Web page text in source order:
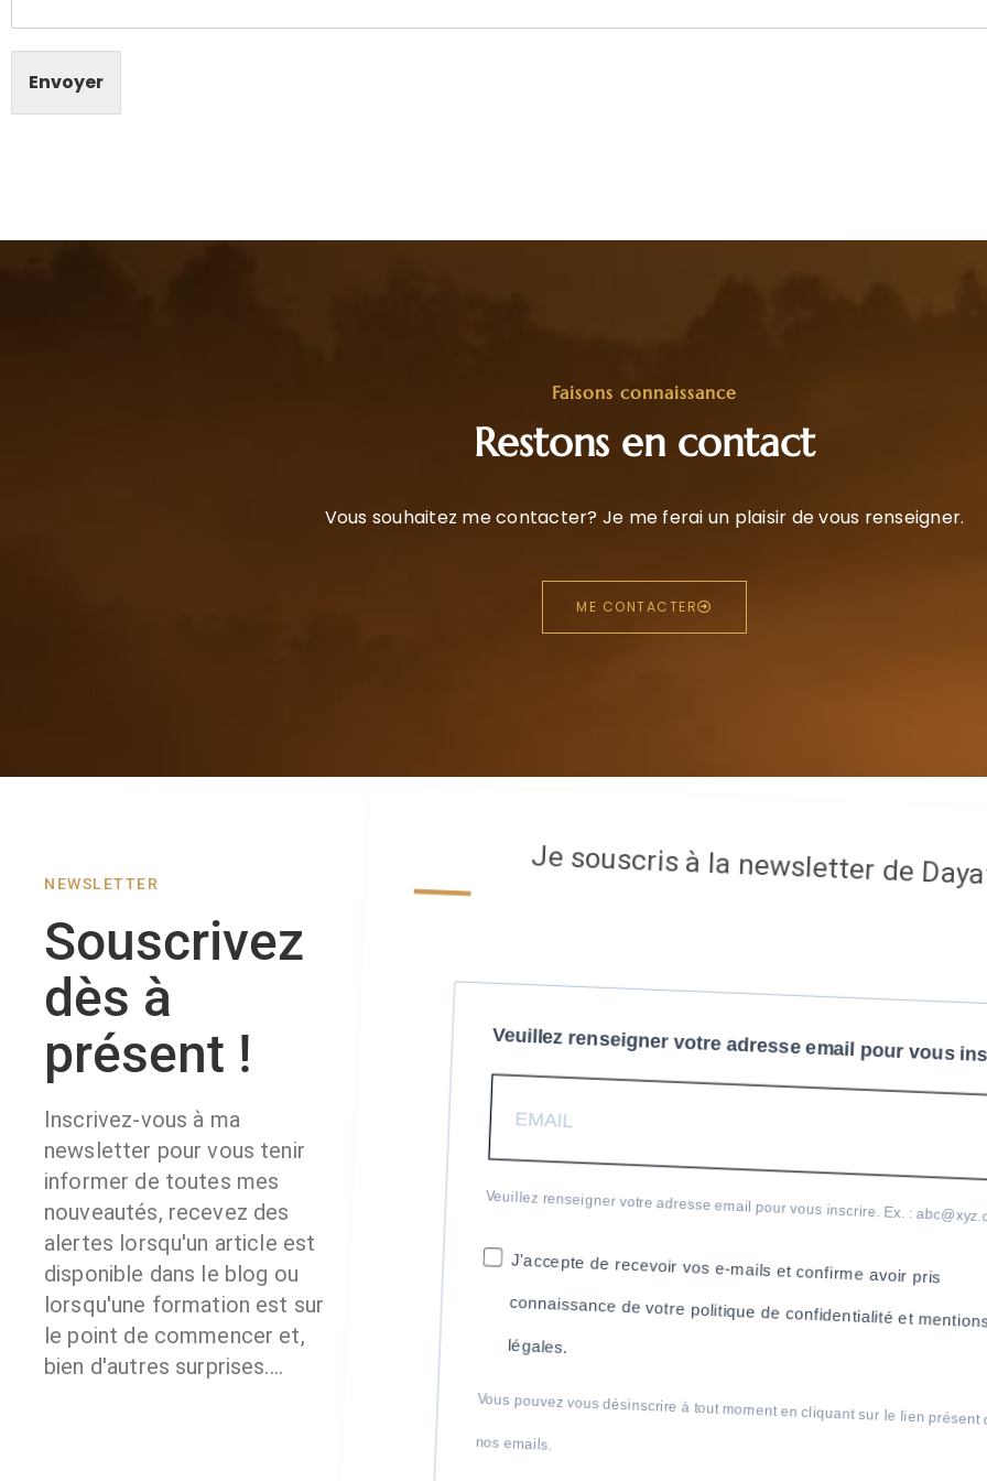
Envoyer
Faisons connaissance
Restons en contact
Vous souhaitez me contacter? Je me ferai un plaisir de vous renseigner.
ME CONTACTER
NEWSLETTER
Souscrivez
dès à
présent !
Inscrivez-vous à ma
newsletter pour vous tenir
informer de toutes mes
nouveautés, recevez des
alertes lorsqu'un article est
disponible dans le blog ou
lorsqu'une formation est sur
le point de commencer et,
bien d'autres surprises....
Je souscris à la newsletter de
Veuillez renseigner votre adresse email pour vous
Veuillez renseigner votre adresse email pour vous inscrire. Ex. :
J'accepte de recevoir vos e-mails et confirme avoir pris
connaissance de votre politique de confidentialité et mentions
légales.
Vous pouvez vous désinscrire à tout moment en cliquant sur le lien présent
nos emails.